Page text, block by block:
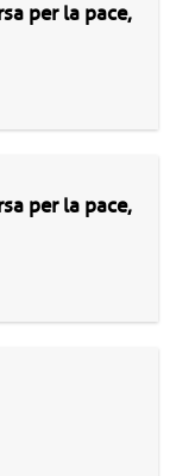
per la pace,
per la pace,